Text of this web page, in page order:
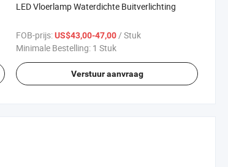
LED Vloerlamp Waterdichte Buitverlichting
FOB-prijs:US$43,00-47,00 / Stuk
Minimale Bestelling: 1 Stuk
Verstuur aanvraag